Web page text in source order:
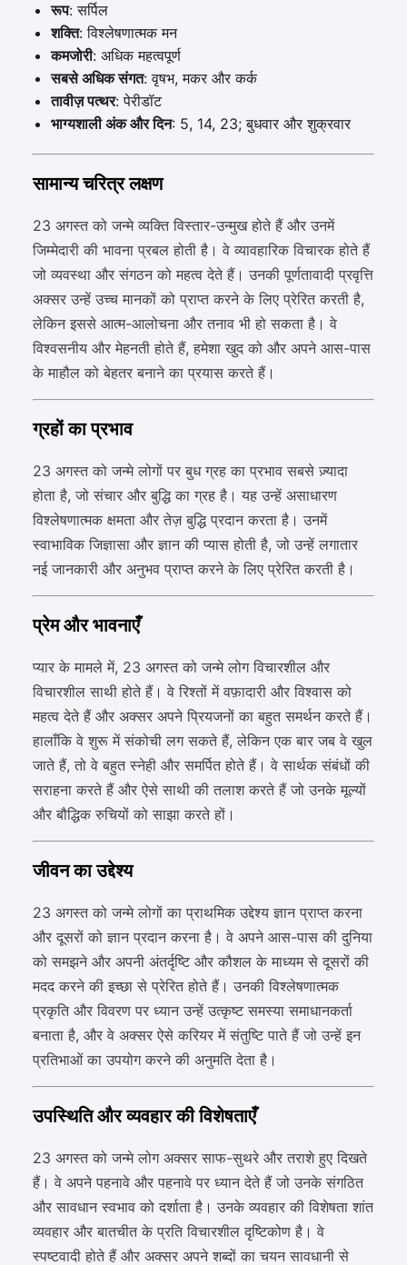
रूप: सर्पिल
शक्ति: विश्लेषणात्मक मन
कमजोरी: अधिक महत्वपूर्ण
सबसे अधिक संगत: वृषभ, मकर और कर्क
तावीज़ पत्थर: पेरीडॉट
भाग्यशाली अंक और दिन: 5, 14, 23; बुधवार और शुक्रवार
सामान्य चरित्र लक्षण
23 अगस्त को जन्मे व्यक्ति विस्तार-उन्मुख होते हैं और उनमें
जिम्मेदारी की भावना प्रबल होती है। वे व्यावहारिक विचारक होते हैं
जो व्यवस्था और संगठन को महत्व देते हैं। उनकी पूर्णतावादी प्रवृत्ति
अक्सर उन्हें उच्च मानकों को प्राप्त करने के लिए प्रेरित करती है,
लेकिन इससे आत्म-आलोचना और तनाव भी हो सकता है। वे
विश्वसनीय और मेहनती होते हैं, हमेशा खुद को और अपने आस-पास
के माहौल को बेहतर बनाने का प्रयास करते हैं।
ग्रहों का प्रभाव
23 अगस्त को जन्मे लोगों पर बुध ग्रह का प्रभाव सबसे ज़्यादा
होता है, जो संचार और बुद्धि का ग्रह है। यह उन्हें असाधारण
विश्लेषणात्मक क्षमता और तेज़ बुद्धि प्रदान करता है। उनमें
स्वाभाविक जिज्ञासा और ज्ञान की प्यास होती है, जो उन्हें लगातार
नई जानकारी और अनुभव प्राप्त करने के लिए प्रेरित करती है।
प्रेम और भावनाएँ
प्यार के मामले में, 23 अगस्त को जन्मे लोग विचारशील और
विचारशील साथी होते हैं। वे रिश्तों में वफ़ादारी और विश्वास को
महत्व देते हैं और अक्सर अपने प्रियजनों का बहुत समर्थन करते हैं।
हालाँकि वे शुरू में संकोची लग सकते हैं, लेकिन एक बार जब वे खुल
जाते हैं, तो वे बहुत स्नेही और समर्पित होते हैं। वे सार्थक संबंधों की
सराहना करते हैं और ऐसे साथी की तलाश करते हैं जो उनके मूल्यों
और बौद्धिक रुचियों को साझा करते हों।
जीवन का उद्देश्य
23 अगस्त को जन्मे लोगों का प्राथमिक उद्देश्य ज्ञान प्राप्त करना
और दूसरों को ज्ञान प्रदान करना है। वे अपने आस-पास की दुनिया
को समझने और अपनी अंतर्दृष्टि और कौशल के माध्यम से दूसरों की
मदद करने की इच्छा से प्रेरित होते हैं। उनकी विश्लेषणात्मक
प्रकृति और विवरण पर ध्यान उन्हें उत्कृष्ट समस्या समाधानकर्ता
बनाता है, और वे अक्सर ऐसे करियर में संतुष्टि पाते हैं जो उन्हें इन
प्रतिभाओं का उपयोग करने की अनुमति देता है।
उपस्थिति और व्यवहार की विशेषताएँ
23 अगस्त को जन्मे लोग अक्सर साफ-सुथरे और तराशे हुए दिखते
हैं। वे अपने पहनावे और पहनावे पर ध्यान देते हैं जो उनके संगठित
और सावधान स्वभाव को दर्शाता है। उनके व्यवहार की विशेषता शांत
व्यवहार और बातचीत के प्रति विचारशील दृष्टिकोण है। वे
स्पष्टवादी होते हैं और अक्सर अपने शब्दों का चयन सावधानी से